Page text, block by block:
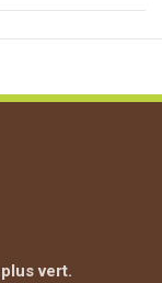
vert.